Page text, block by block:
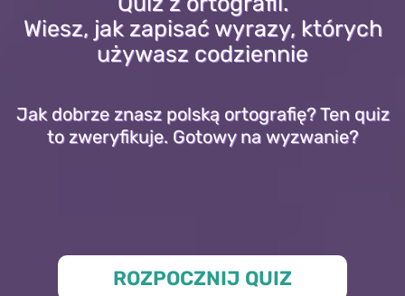
Wiesz, jak zapisać wyrazy, których
używasz codziennie
Jak dobrze znasz polską ortografię? Ten quiz
to zweryfikuje. Gotowy na wyzwanie?
ROZPOCZNIJ QUIZ